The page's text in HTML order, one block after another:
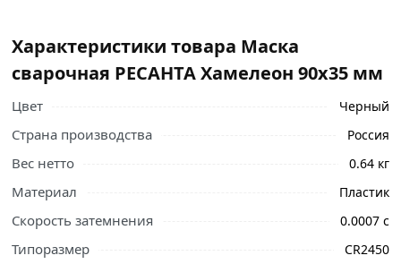
Характеристики товара Маска
сварочная РЕСАНТА Хамелеон 90х35 мм
Цвет Черный
Страна производства Россия
Вес нетто 0.64 кг
Материал Пластик
Скорость затемнения 0.0007 с
Типоразмер CR2450